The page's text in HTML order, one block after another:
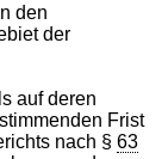
den
der
auf deren
Frist
nach §63